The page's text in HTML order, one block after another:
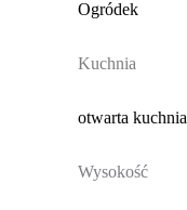
Ogródek
Kuchnia
otwarta kuchnia
Wysokość